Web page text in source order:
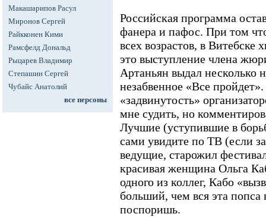
Макашарипов Расул
Миронов Сергей
Райкконен Кими
Рамсфелд Дональд
Рыцарев Владимир
Степашин Сергей
Чубайс Анатолий
все персоны
Российская программа
фанера и пафос. При том
всех возрастов, в Витебске
это выступление члена
Артаньян выдал несколько
незабвенное «Все
«задвинутость»
мне судить, но
Лучшие (уступившие в
сами увидите по ТВ (если
ведущие, старожил
красивая женщина Ольга
одного из коллег, Кабо
больший, чем вся эта попса
поспоришь.